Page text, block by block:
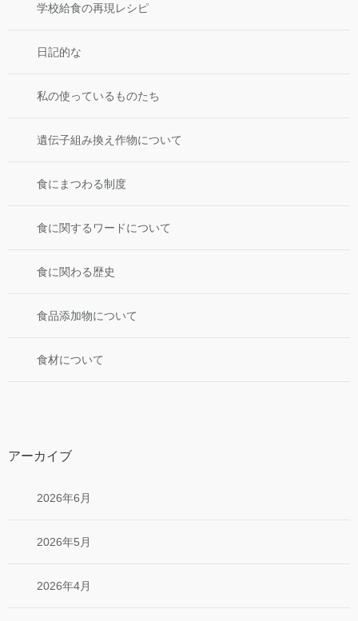
学校給食の再現レシピ
日記的な
私の使っているものたち
遺伝子組み換え作物について
食にまつわる制度
食に関するワードについて
食に関わる歴史
食品添加物について
食材について
アーカイブ
2026年6月
2026年5月
2026年4月